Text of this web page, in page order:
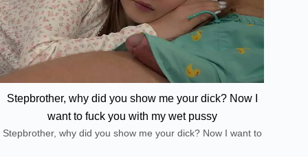
Stepbrother, why did you show me your dick? Now I
want to fuck you with my wet pussy
Stepbrother, why did you show me your dick? Now I want to